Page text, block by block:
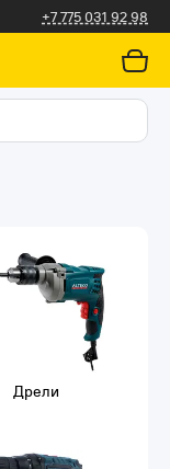
+7 775 031 92 98
Дрели